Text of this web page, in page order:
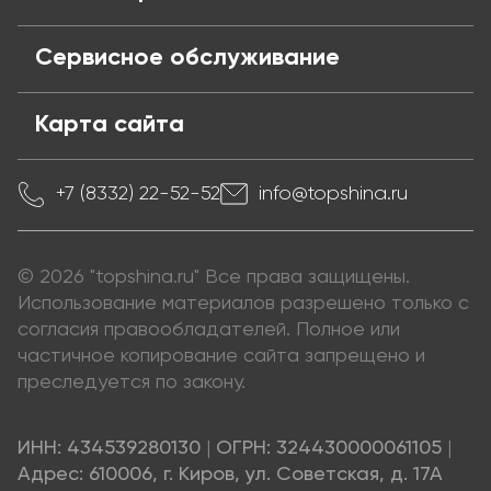
Сервисное обслуживание
Карта сайта
+7 (8332) 22-52-52 info@topshina.ru
© 2026 "topshina.ru" Все права защищены.
Использование материалов разрешено только с
согласия правообладателей. Полное или
частичное копирование сайта запрещено и
преследуется по закону.
ИНН: 434539280130 ОГРН: 324430000061105
Адрес: 610006, г. Киров, ул. Советская, д. 17А